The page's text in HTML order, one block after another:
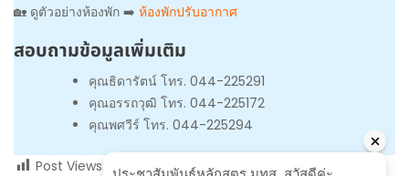
🏡 ดูตัวอย่างห้องพัก ➡️ ห้องพักปรับอากาศ
สอบถามข้อมูลเพิ่มเติม
คุณธิดารัตน์ โทร. 044-225291
คุณอรรถวุฒิ โทร. 044-225172
คุณพศวีร์ โทร. 044-225294
Post Views: 2,869